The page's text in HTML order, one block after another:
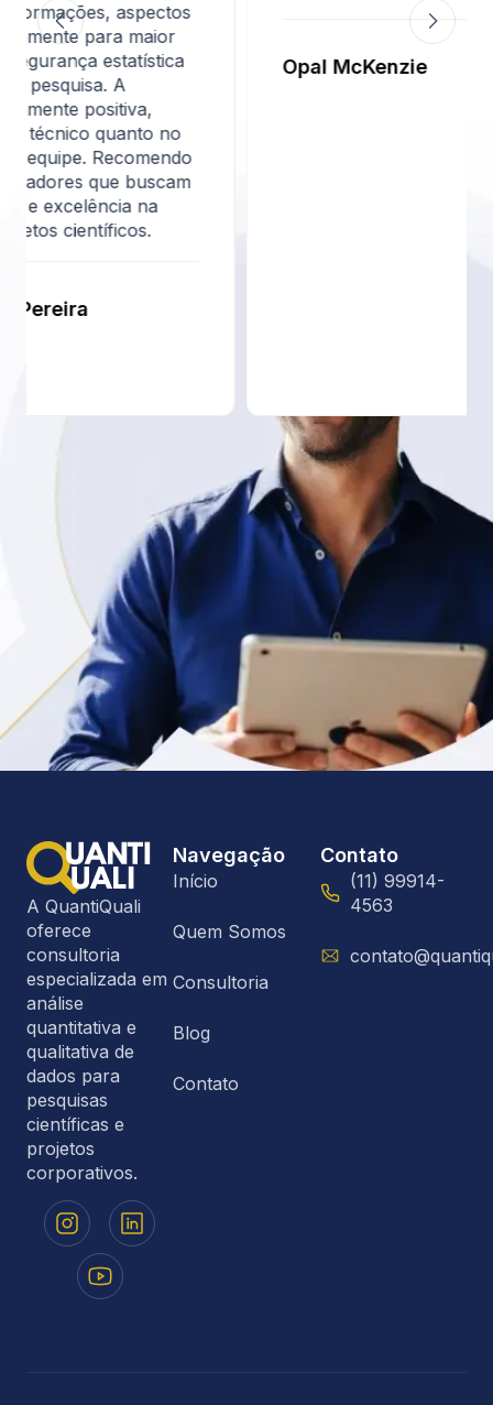
Opal McKenzie
A QuantiQuali
oferece
consultoria
especializada em
análise
quantitativa e
qualitativa de
dados para
pesquisas
científicas e
projetos
corporativos.
Navegação
Início
Quem Somos
Consultoria
Blog
Contato
Contato
(11) 99914-
4563